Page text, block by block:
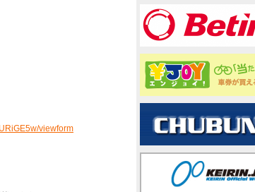
viewform